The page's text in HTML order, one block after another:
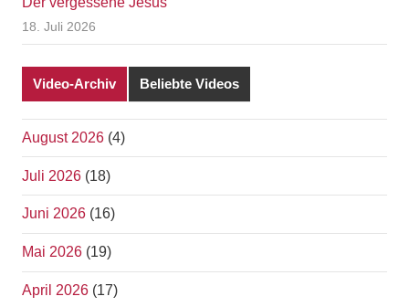
18. Juli 2026
Video-Archiv Beliebte Videos
August 2026 (4)
Juli 2026 (18)
Juni 2026 (16)
Mai 2026 (19)
April 2026 (17)